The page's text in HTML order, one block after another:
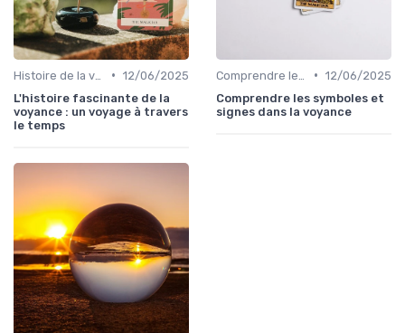
• 12/06/2025
L'histoire fascinante de la
voyance : un voyage à travers
le temps
• 12/06/2025
Comprendre les symboles et
signes dans la voyance